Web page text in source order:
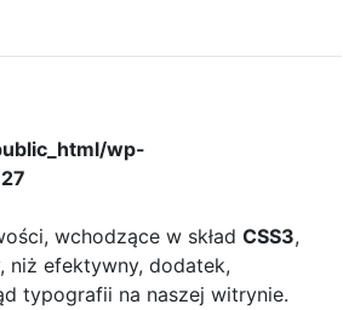
wp-
27
wchodzące w skład CSS3,
niż efektywny, dodatek,
typografii na naszej witrynie.